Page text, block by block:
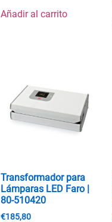
Añadir al carrito
Transformador para
Lámparas LED Faro |
80-510420
€185,80